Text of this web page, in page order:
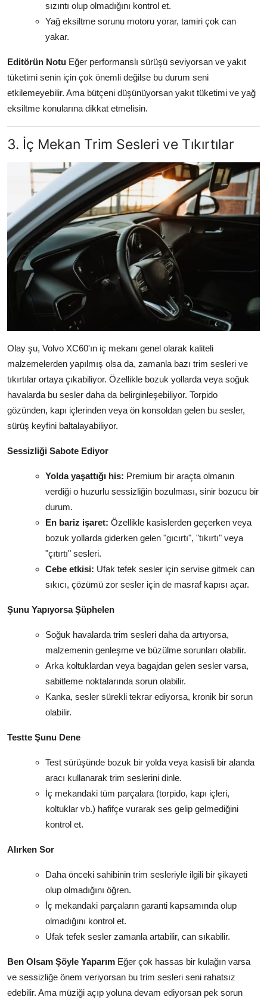
sızıntı olup olmadığını kontrol et.
Yağ eksiltme sorunu motoru yorar, tamiri çok can
yakar.
Editörün Notu Eğer performanslı sürüşü seviyorsan ve yakıt
tüketimi senin için çok önemli değilse bu durum seni
etkilemeyebilir. Ama bütçeni düşünüyorsan yakıt tüketimi ve yağ
eksiltme konularına dikkat etmelisin.
3. İç Mekan Trim Sesleri ve Tıkırtılar
Olay şu, Volvo XC60'ın iç mekanı genel olarak kaliteli
malzemelerden yapılmış olsa da, zamanla bazı trim sesleri ve
tıkırtılar ortaya çıkabiliyor. Özellikle bozuk yollarda veya soğuk
havalarda bu sesler daha da belirginleşebiliyor. Torpido
gözünden, kapı içlerinden veya ön konsoldan gelen bu sesler,
sürüş keyfini baltalayabiliyor.
Sessizliği Sabote Ediyor
Yolda yaşattığı his: Premium bir araçta olmanın
verdiği o huzurlu sessizliğin bozulması, sinir bozucu bir
durum.
En bariz işaret: Özellikle kasislerden geçerken veya
bozuk yollarda giderken gelen "gıcırtı", "tıkırtı" veya
"çıtırtı" sesleri.
Cebe etkisi: Ufak tefek sesler için servise gitmek can
sıkıcı, çözümü zor sesler için de masraf kapısı açar.
Şunu Yapıyorsa Şüphelen
Soğuk havalarda trim sesleri daha da artıyorsa,
malzemenin genleşme ve büzülme sorunları olabilir.
Arka koltuklardan veya bagajdan gelen sesler varsa,
sabitleme noktalarında sorun olabilir.
Kanka, sesler sürekli tekrar ediyorsa, kronik bir sorun
olabilir.
Testte Şunu Dene
Test sürüşünde bozuk bir yolda veya kasisli bir alanda
aracı kullanarak trim seslerini dinle.
İç mekandaki tüm parçalara (torpido, kapı içleri,
koltuklar vb.) hafifçe vurarak ses gelip gelmediğini
kontrol et.
Alırken Sor
Daha önceki sahibinin trim sesleriyle ilgili bir şikayeti
olup olmadığını öğren.
İç mekandaki parçaların garanti kapsamında olup
olmadığını kontrol et.
Ufak tefek sesler zamanla artabilir, can sıkabilir.
Ben Olsam Şöyle Yaparım Eğer çok hassas bir kulağın varsa
ve sessizliğe önem veriyorsan bu trim sesleri seni rahatsız
edebilir. Ama müziği açıp yoluna devam ediyorsan pek sorun